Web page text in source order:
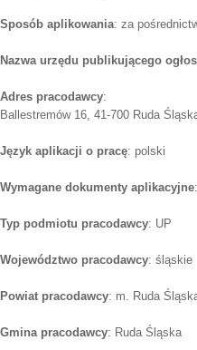
Sposób aplikowania: za
Nazwa urzędu publikującego
Adres pracodawcy:
Ballestremów 16, 41-700 Ruda
Język aplikacji o pracę: polski
Wymagane dokumenty aplikacyjne
Typ podmiotu pracodawcy: UP
Województwo pracodawcy: śląskie
Powiat pracodawcy: m. Ruda
Gmina pracodawcy: Ruda Śląska